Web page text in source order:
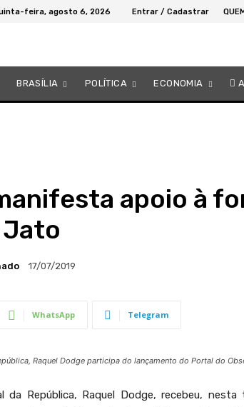
feira, agosto 6, 2026 Entrar / Cadastrar
BRASÍLIA POLÍTICA ECONOMIA
apoio à
Jato
17/07/2019
WhatsApp Telegram
Raquel Dodge participa do lançamento do Portal do
da República, Raquel Dodge, recebeu,